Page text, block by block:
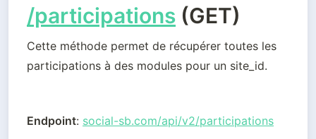
/participations (GET)
Cette méthode permet de récupérer toutes les
participations à des modules pour un site_id.
Endpoint: social-sb.com/api/v2/participations